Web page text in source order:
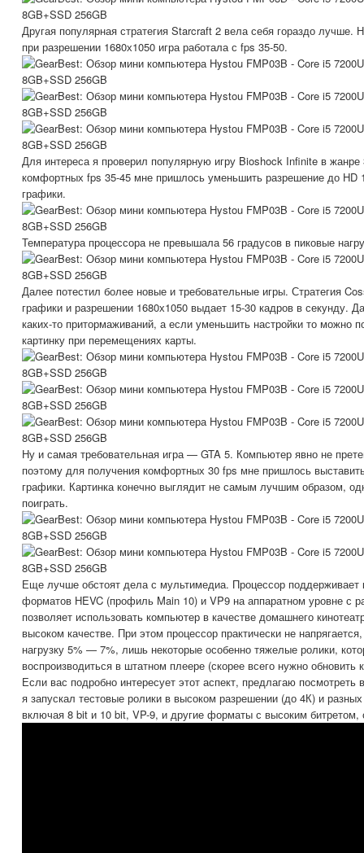
Другая популярная стратегия Starcraft 2 вела себя гораздо лучше.
при разрешении 1680х1050 игра работала с fps 35-50.
Для интереса я проверил популярную игру Bioshock Infinite в
комфортных fps 35-45 мне пришлось уменьшить разрешение до HD
графики.
Температура процессора не превышала 56 градусов в пиковые
Далее потестил более новые и требовательные игры. Стратегия
графики и разрешении 1680х1050 выдает 15-30 кадров в секунду.
каких-то притормаживаний, а если уменьшить настройки то можно
картинку при перемещениях карты.
Ну и самая требовательная игра — GTA 5. Компьютер явно не
поэтому для получения комфортных 30 fps мне пришлось
графики. Картинка конечно выглядит не самым лучшим образом,
поиграть.
Еще лучше обстоят дела с мультимедиа. Процессор поддерживает
форматов HEVC (профиль Main 10) и VP9 на аппаратном уровне с
позволяет использовать компьютер в качестве домашнего
высоком качестве. При этом процессор практически не
нагрузку 5% — 7%, лишь некоторые особенно тяжелые ролики,
воспроизводиться в штатном плеере (скорее всего нужно обновить
Если вас подробно интересует этот аспект, предлагаю посмотреть
я запускал тестовые ролики в высоком разрешении (до 4К) и
включая 8 bit и 10 bit, VP-9, и другие форматы с высоким